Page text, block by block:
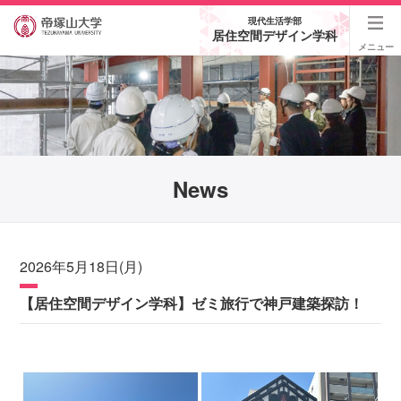
現代生活学部
居住空間デザイン学科
メニュー
News
2026年5月18日(月)
【居住空間デザイン学科】ゼミ旅行で神戸建築探訪！